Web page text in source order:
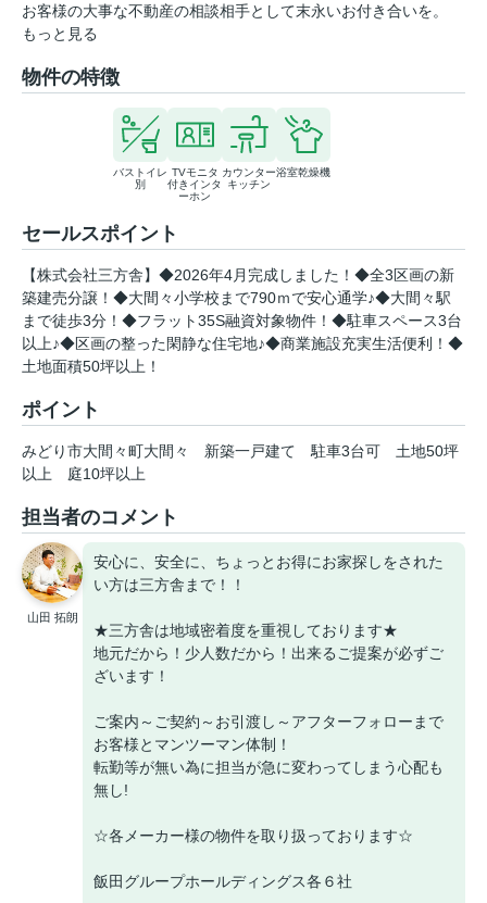
お客様の大事な不動産の相談相手として末永いお付き合いを。
もっと見る
物件の特徴
バストイレ
別
TVモニタ
付きインタ
ーホン
カウンター
キッチン
浴室乾燥機
セールスポイント
【株式会社三方舎】◆2026年4月完成しました！◆全3区画の新
築建売分譲！◆大間々小学校まで790ｍで安心通学♪◆大間々駅
まで徒歩3分！◆フラット35S融資対象物件！◆駐車スペース3台
以上♪◆区画の整った閑静な住宅地♪◆商業施設充実生活便利！◆
土地面積50坪以上！
ポイント
みどり市大間々町大間々 新築一戸建て 駐車3台可
土地50坪
以上
庭10坪以上
担当者のコメント
山田 拓朗
安心に、安全に、ちょっとお得にお家探しをされた
い方は三方舎まで！！
★三方舎は地域密着度を重視しております★
地元だから！少人数だから！出来るご提案が必ずご
ざいます！
ご案内～ご契約～お引渡し～アフターフォローまで
お客様とマンツーマン体制！
転勤等が無い為に担当が急に変わってしまう心配も
無し!
☆各メーカー様の物件を取り扱っております☆
飯田グループホールディングス各６社